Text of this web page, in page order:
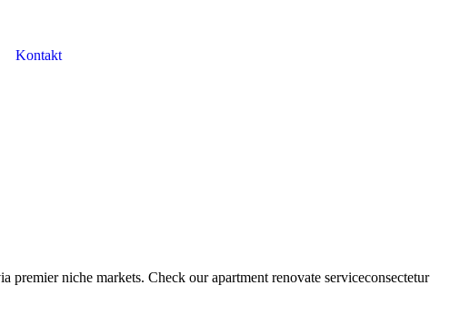
Kontakt
niche markets. Check our apartment renovate serviceconsectetur